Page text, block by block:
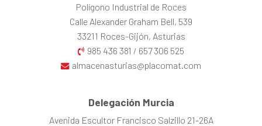
Polígono Industrial de Roces
Calle Alexander Graham Bell, 539
33211 Roces-Gijón, Asturias
985 436 381 / 657 306 525
almacenasturias@placomat.com
Delegación Murcia
Avenida Escultor Francisco Salzillo 21-26A